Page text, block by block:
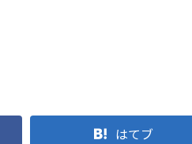
はてブ